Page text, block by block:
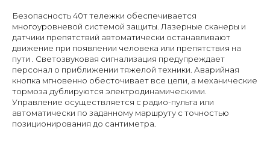
Безопасность 40т тележки обеспечивается
многоуровневой системой защиты. Лазерные сканеры и
датчики препятствий автоматически останавливают
движение при появлении человека или препятствия на
пути . Светозвуковая сигнализация предупреждает
персонал о приближении тяжелой техники. Аварийная
кнопка мгновенно обесточивает все цепи, а механические
тормоза дублируются электродинамическими.
Управление осуществляется с радио-пульта или
автоматически по заданному маршруту с точностью
позиционирования до сантиметра.